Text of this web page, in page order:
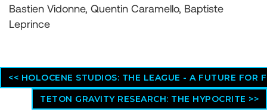
Bastien Vidonne, Quentin Caramello, Baptiste
Leprince
<< HOLOCENE STUDIOS: THE LEAGUE - A FUTURE FOR
TETON GRAVITY RESEARCH: THE HYPOCRITE >>